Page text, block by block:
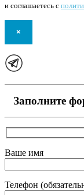
и соглашаетесь с
×
Заполните
Ваше имя
Телефон